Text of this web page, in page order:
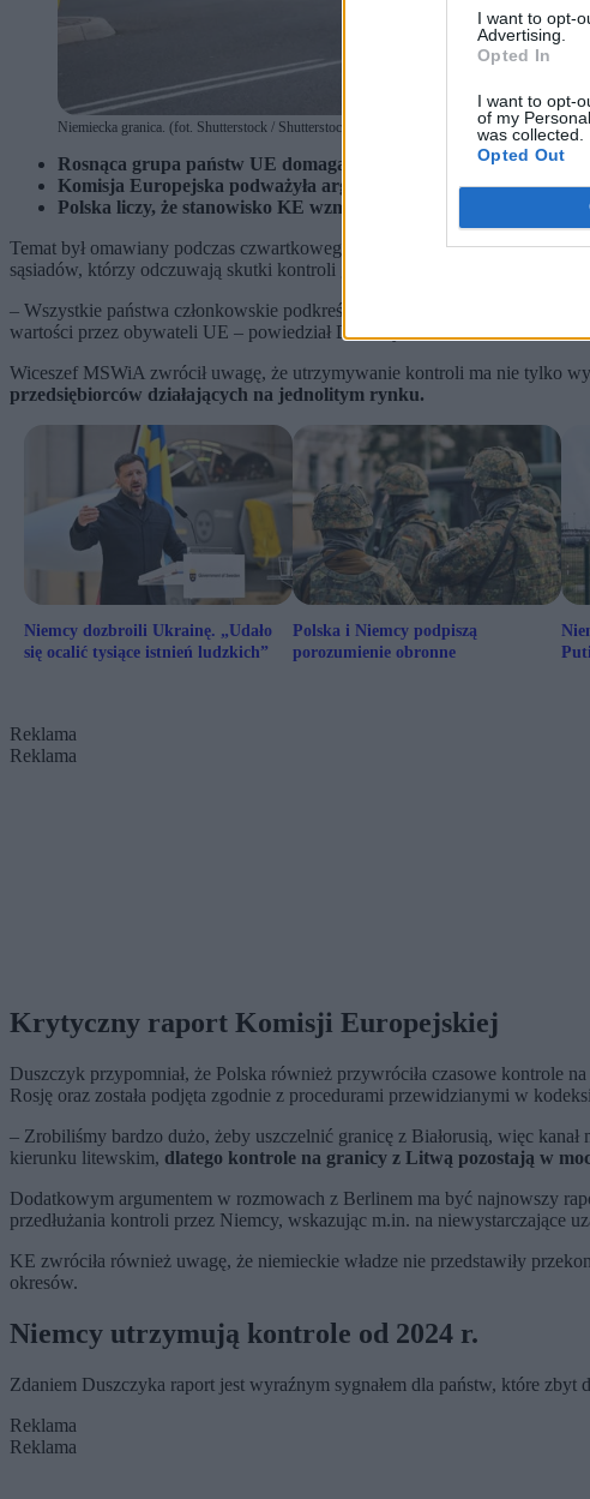
I want to opt-
Advertising.
Opted In
I want to opt-
of my
was collected.
Opted Out
Niemiecka granica. (fot. Shutterstock / Shutterstock)
Rosnąca grupa państw UE domaga się przywrócen
ia pełnej
Komisja Europejska podważyła argumentację Berlina,
Polska liczy, że stanowisko KE wzmocni jej pozycję podczas
Temat był omawiany podczas czwartkowego posiedzenia ministrów
sąsiadów, którzy odczuwają skutki kontroli granicznych. Najbardziej
– Wszystkie państwa członkowskie podkreślały, że funkcjonalność strefy
wartości przez obywateli UE – powiedział Duszczyk.
Wiceszef MSWiA zwrócił uwagę, że utrzymywanie kontroli ma nie tylko
przedsiębiorców działających na jednolitym rynku.
Niemcy dozbroili Ukrainę. „Udało
się ocalić tysiące istnień ludzkich”
Polska i Niemcy podpiszą
porozumienie obronne
Reklama
Reklama
Krytyczny raport Komisji Europejskiej
Duszczyk przypomniał, że Polska również przywróciła czasowe kontrole
Rosję oraz została podjęta zgodnie z procedurami przewidzianymi w
– Zrobiliśmy bardzo dużo, żeby uszczelnić granicę z Białorusią, więc kanał
kierunku litewskim, dlatego kontrole na granicy z Litwą pozostają w
Dodatkowym argumentem w rozmowach z Berlinem ma być najnowszy
przedłużania kontroli przez Niemcy, wskazując m.in. na niewystarczające
KE zwróciła również uwagę, że niemieckie władze nie przedstawiły
okresów.
Niemcy utrzymują kontrole od 2024 r.
Zdaniem Duszczyka raport jest wyraźnym sygnałem dla państw, które
Reklama
Reklama